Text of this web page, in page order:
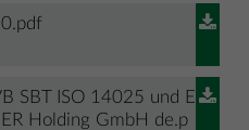
SBT ISO 14025 und E
Holding GmbH de.p